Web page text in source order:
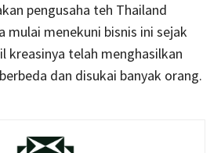
pengusaha teh Thailand
mulai menekuni bisnis ini sejak
kreasinya telah menghasilkan
dan disukai banyak orang.